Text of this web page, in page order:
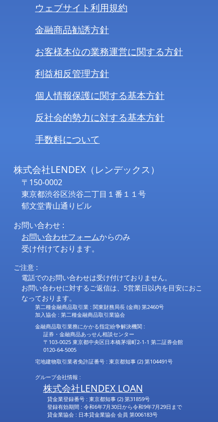
ウェブサイト利用規約
金融商品勧誘方針
お客様本位の業務運営に関する方針
利益相反管理方針
個人情報保護に関する基本方針
反社会的勢力に対する基本方針
手数料について
株式会社LENDEX（レンデックス）
〒150-0002
東京都渋谷区渋谷二丁目１番１１号
郁文堂青山通りビル
お問い合わせ :
お問い合わせフォームからのみ
受け付けております。
ご注意 :
電話でのお問い合わせは受け付けておりません。
お問い合わせに対するご返信は、5営業日以内を目安におこ
なっております。
第二種金融商品取引業 : 関東財務局長 (金商) 第2460号
加入協会 : 第二種金融商品取引業協会
金融商品取引業務にかかる指定紛争解決機関 :
証券・金融商品あっせん相談センター
〒103-0025 東京都中央区日本橋茅場町2-1-1 第二証券会館
0120-64-5005
宅地建物取引業者免許証番号 : 東京都知事 (2) 第104491号
グループ会社情報 :
株式会社LENDEX LOAN
貸金業登録番号 : 東京都知事 (2) 第31859号
登録有効期間 : 令和6年7月30日から令和9年7月29日まで
貸金業協会 : 日本貸金業協会 会員 第006183号